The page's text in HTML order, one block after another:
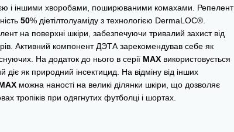
і іншими хворобами, поширюваними комахами. Репелент
50% діетілтолуаміду з технологією DermaLOC®.
на поверхні шкіри, забезпечуючи тривалий захист від
Активний компонент ДЭТА зарекомендував себе як
На додаток до нього в серії MAX використовується
діє як природний інсектицид. На відміну від інших
можна наності на великі ділянки шкіри, що дозволяє
тропіків при одягнутих футболці і шортах.